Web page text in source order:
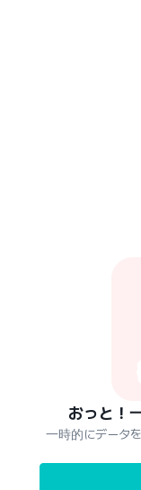
おっと！
一時的にデータ